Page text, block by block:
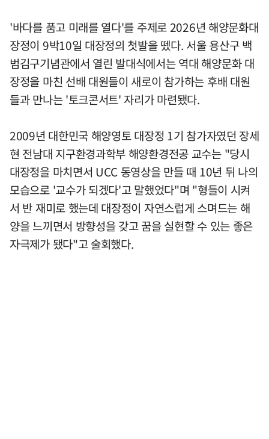
'바다를 품고 미래를 열다'를 주제로 2026년 해양문화대
장정이 9박10일 대장정의 첫발을 뗐다. 서울 용산구 백
범김구기념관에서 열린 발대식에서는 역대 해양문화 대
장정을 마친 선배 대원들이 새로이 참가하는 후배 대원
들과 만나는 '토크콘서트' 자리가 마련됐다.
2009년 대한민국 해양영토 대장정 1기 참가자였던 장세
현 전남대 지구환경과학부 해양환경전공 교수는 "당시
대장정을 마치면서 UCC 동영상을 만들 때 10년 뒤 나의
모습으로 '교수가 되겠다'고 말했었다"며 "형들이 시켜
서 반 재미로 했는데 대장정이 자연스럽게 스며드는 해
양을 느끼면서 방향성을 갖고 꿈을 실현할 수 있는 좋은
자극제가 됐다"고 술회했다.